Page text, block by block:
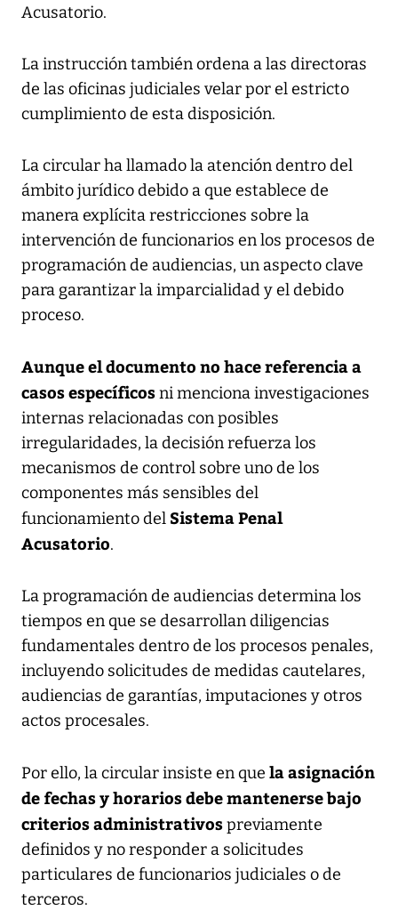
Acusatorio.
La instrucción también ordena a las directoras
de las oficinas judiciales velar por el estricto
cumplimiento de esta disposición.
La circular ha llamado la atención dentro del
ámbito jurídico debido a que establece de
manera explícita restricciones sobre la
intervención de funcionarios en los procesos de
programación de audiencias, un aspecto clave
para garantizar la imparcialidad y el debido
proceso.
Aunque el documento no hace referencia a
casos específicosni menciona investigaciones
internas relacionadas con posibles
irregularidades, la decisión refuerza los
mecanismos de control sobre uno de los
componentes más sensibles del
funcionamiento del Sistema Penal
Acusatorio.
La programación de audiencias determina los
tiempos en que se desarrollan diligencias
fundamentales dentro de los procesos penales,
incluyendo solicitudes de medidas cautelares,
audiencias de garantías, imputaciones y otros
actos procesales.
Por ello, la circular insiste en que la asignación
de fechas y horarios debe mantenerse bajo
criterios administrativospreviamente
definidos y no responder a solicitudes
particulares de funcionarios judiciales o de
terceros.